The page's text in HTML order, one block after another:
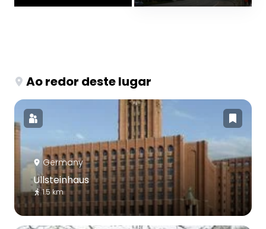
Ao redor deste lugar
Germany
Ullsteinhaus
1.5 km